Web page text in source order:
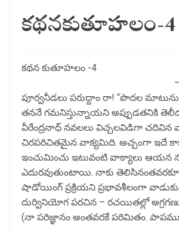
కథనకుతూహలం-4
కథన కుతూహలం -4
– అనిల్
పూర్వనీడలు పరుద్దాం రా! “పొదల
తననే గమనిస్తున్నాయని అప్పుడతనికి
వీరేంద్రనాధ్ నవలలు విచ్చలవిడిగా చదివిన
చిరపరిచితమైన వాక్యమిది. అచ్చంగా ఇదే
ఇంచుమించు ఇటువంటి వాక్యాలు ఆయన
ఎదురవుతుంటాయి. నాకు
షాడోయింగ్ ప్రక్రియని ప్రభావశీలంగా
దుర్వినియోగ పరచిన – రచయితల్లో
(నా పరిజ్ఞానం అంతవరకే పరిమితం. పాపము